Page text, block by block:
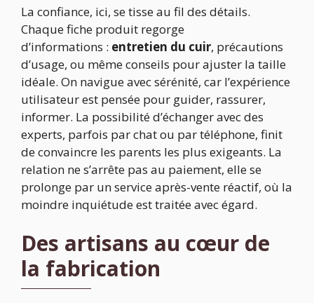
La confiance, ici, se tisse au fil des détails.
Chaque fiche produit regorge
d’informations : entretien du cuir, précautions
d’usage, ou même conseils pour ajuster la taille
idéale. On navigue avec sérénité, car l’expérience
utilisateur est pensée pour guider, rassurer,
informer. La possibilité d’échanger avec des
experts, parfois par chat ou par téléphone, finit
de convaincre les parents les plus exigeants. La
relation ne s’arrête pas au paiement, elle se
prolonge par un service après-vente réactif, où la
moindre inquiétude est traitée avec égard.
Des artisans au cœur de
la fabrication